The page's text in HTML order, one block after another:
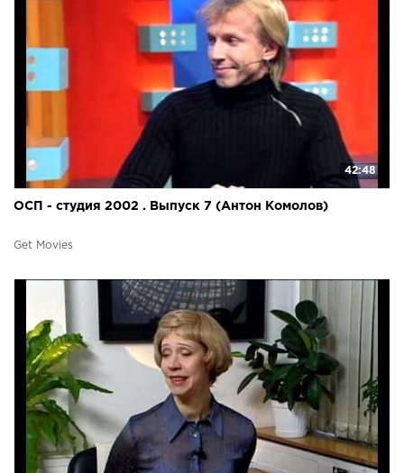
42:48
ОСП - студия 2002 . Выпуск 7 (Антон Комолов)
Get Movies